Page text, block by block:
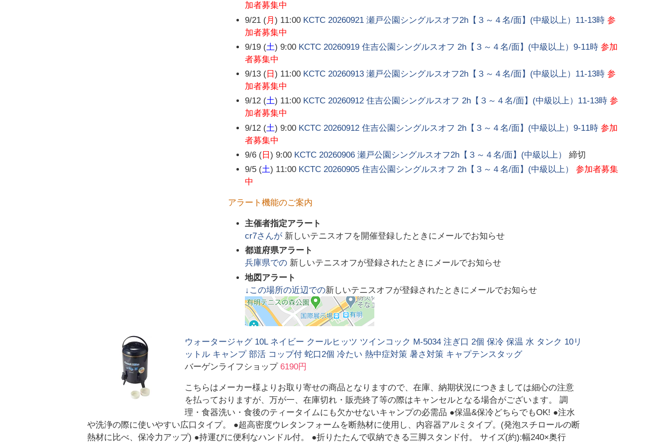
加者募集中
9/21 (月 ) 11:00 KCTC 20260921 瀬戸公園シングルスオフ2h【３～４名/面】(中級以上）11-13時 参
加者募集中
9/19 (土) 9:00 KCTC 20260919 住吉公園シングルスオフ 2h【３～４名/面】(中級以上）9-11時 参加
者募集中
9/13 (日 ) 11:00 KCTC 20260913 瀬戸公園シングルスオフ2h【３～４名/面】(中級以上）11-13時 参
加者募集中
9/12 (土) 11:00 KCTC 20260912 住吉公園シングルスオフ 2h【３～４名/面】(中級以上）11-13時 参
加者募集中
9/12 (土) 9:00 KCTC 20260912 住吉公園シングルスオフ 2h【３～４名/面】(中級以上）9-11時 参加
者募集中
9/6 (日 ) 9:00 KCTC 20260906 瀬戸公園シングルスオフ2h【３～４名/面】(中級以上）
締切
9/5 (土) 11:00 KCTC 20260905 住吉公園シングルスオフ 2h【３～４名/面】(中級以上）
参加者募集
中
アラート機能のご案内
主催者指定アラート
cr7さんが 新しいテニスオフを開催登録したときにメールでお知らせ
都道府県アラート
兵庫県での 新しいテニスオフが登録されたときにメールでお知らせ
地図アラート
↓この場所の近辺での新しいテニスオフが登録されたときにメールでお知らせ
ウォータージャグ 10L ネイビー クールヒッツ ツインコック M-5034 注ぎ口 2個 保冷 保温 水 タンク 10リ
ットル キャンプ 部活 コップ付 蛇口2個 冷たい 熱中症対策 暑さ対策 キャプテンスタッグ
バーゲンライフショップ 6190円
こちらはメーカー様よりお取り寄せの商品となりますので、在庫、納期状況につきましては細心の注意
を払っておりますが、万が一、在庫切れ・販売終了等の際はキャンセルとなる場合がございます。 調
理・食器洗い・食後のティータイムにも欠かせないキャンプの必需品 ●保温&保冷どちらでもOK! ●注水
や洗浄の際に使いやすい広口タイプ。 ●超高密度ウレタンフォームを断熱材に使用し、内容器アルミタイプ。(発泡スチロールの断
熱材に比べ、保冷力アップ) ●持運びに便利なハンドル付。 ●折りたたんで収納できる三脚スタンド付。 サイズ(約):幅240×奥行